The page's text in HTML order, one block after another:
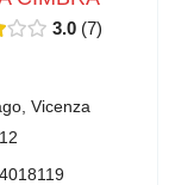
3.0 7
Vicenza